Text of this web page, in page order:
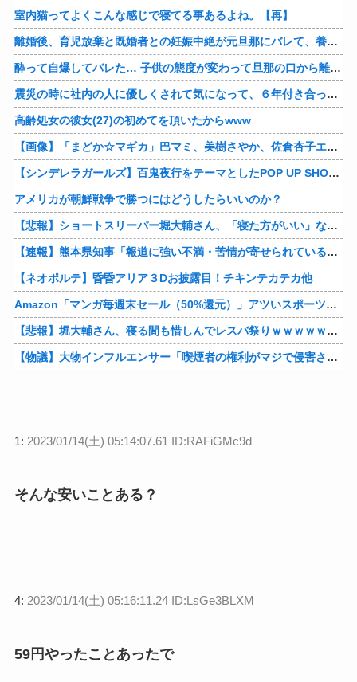
室内猫ってよくこんな感じで寝てる事あるよね。【再】
離婚後、育児放棄と既婚者との妊娠中絶が元旦那にバレて、養育費の支払いが止まった… 私が正社員で働くまで止めると言われてるけど、女として生きたいの。
酔って自爆してバレた… 子供の態度が変わって旦那の口から離婚って言葉が出て、急速に現実に引き戻されたっていうか、あー私本当にしちゃいけないことしてたんだなと思い知った。
震災の時に社内の人に優しくされて気になって、６年付き合った彼に別れを告げました。その時新たな好きな人に夢中で元彼はどうでもよく思えました。今ははっきり言って後悔してます…
高齢処女の彼女(27)の初めてを頂いたからwww
【画像】「まどか☆マギカ」巴マミ、美樹さやか、佐倉杏子エロすぎ放課後えんこーハメ撮りどぴゅどぴゅエチエチが最高すぎる❣
【シンデレラガールズ】百鬼夜行をテーマとしたPOP UP SHOPが東京・大阪にて開催
アメリカが朝鮮戦争で勝つにはどうしたらいいのか？
【悲報】ショートスリーパー堀大輔さん、「寝た方がいい」などと誹謗中傷され配信中に泣き出してしまう
【速報】熊本県知事「報道に強い不満・苦情が寄せられている」→TBSの報道特集がまさにそれな件他
【ネオポルテ】昏昏アリア３Dお披露目！チキンテカテカ他
Amazon「マンガ毎週末セール（50%還元）」アツいスポーツマンガ祭り最終日到来！！！他
【悲報】堀大輔さん、寝る間も惜しんでレスバ祭りｗｗｗｗｗｗｗｗｗｗｗｗｗｗｗｗｗｗｗｗｗｗｗｗ他
【物議】大物インフルエンサー「喫煙者の権利がマジで侵害されてる。いくら税金払ってるんだ」他
1: 2023/01/14(土) 05:14:07.61 ID:RAFiGMc9d
そんな安いことある？
4: 2023/01/14(土) 05:16:11.24 ID:LsGe3BLXM
59円やったことあったで